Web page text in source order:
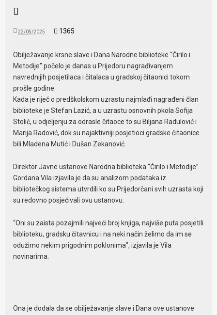
22/05/2025 1365
Obilježavanje krsne slave i Dana Narodne biblioteke “Ćirilo i
Metodije” počelo je danas u Prijedoru nagrađivanjem
navrednijih posjetilaca i čitalaca u gradskoj čitaonici tokom
prošle godine.
Kada je riječ o predškolskom uzrastu najmlađi nagrađeni član
biblioteke je Stefan Lazić, a u uzrastu osnovnih pkola Sofija
Stolić, u odjeljenju za odrasle čitaoce to su Biljana Radulović i
Marija Radović, dok su najaktivniji posjetioci gradske čitaonice
bili Mladena Mutić i Dušan Zekanović.
Direktor Javne ustanove Narodna biblioteka “Ćirilo i Metodije”
Gordana Vila izjavila je da su analizom podataka iz
bibliotečkog sistema utvrdili ko su Prijedorčani svih uzrasta koji
su redovno posjećivali ovu ustanovu.
“Oni su zaista pozajmili najveći broj knjiga, najviše puta posjetili
biblioteku, gradsku čitavnicu i na neki način želimo da im se
odužimo nekim prigodnim poklonima”, izjavila je Vila
novinarima.
Ona je dodala da se obilježavanje slave i Dana ove ustanove